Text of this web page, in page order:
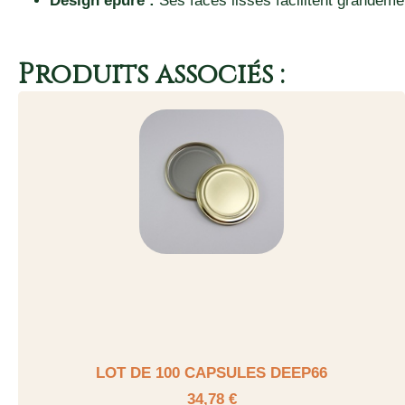
Produits associés :
LOT DE 100 CAPSULES DEEP66
34,78 €